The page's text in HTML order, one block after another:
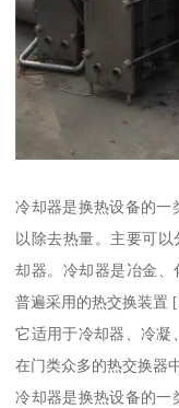
冷却器是换热设备的一
以除去热量。主要可
却器。冷却器是冶金
普遍采用的热交换装置
它适用于冷却器、冷凝
在门类众多的热交换器
冷却器是换热设备的一